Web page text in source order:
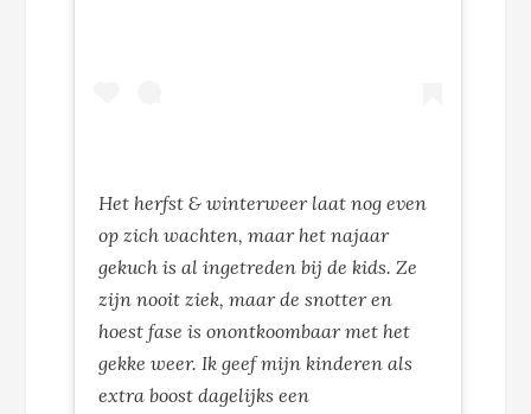
Het herfst & winterweer laat nog even
op zich wachten, maar het najaar
gekuch is al ingetreden bij de kids. Ze
zijn nooit ziek, maar de snotter en
hoest fase is onontkoombaar met het
gekke weer. Ik geef mijn kinderen als
extra boost dagelijks een